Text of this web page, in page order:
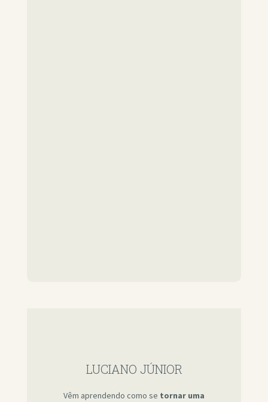
LUCIANO JÚNIOR
Vêm aprendendo como se tornar uma